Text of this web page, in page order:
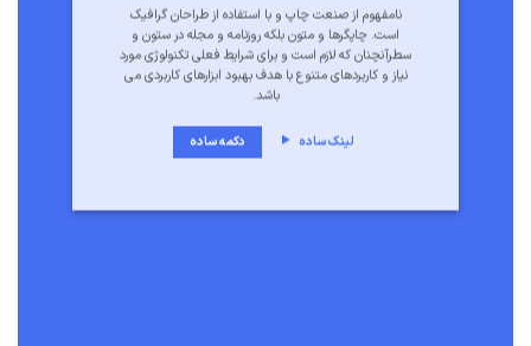
نامفهوم از صنعت چاپ و با استفاده از طراحان گرافیک
است. چاپگرها و متون بلکه روزنامه و مجله در ستون و
سطرآنچنان که لازم است و برای شرایط فعلی تکنولوژی مورد
نیاز و کاربردهای متنوع با هدف بهبود ابزارهای کاربردی می
باشد.
لینک ساده دکمه ساده